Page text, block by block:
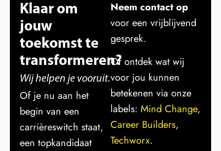
Klaar om
jouw
toekomst te
transformeren?
Wij helpen je vooruit.
Of je nu aan het
begin van een
carrièreswitch staat,
een topkandidaat
Neem contact op
voor een vrijblijvend
gesprek.
Of ontdek wat wij
voor jou kunnen
betekenen via onze
labels: Mind Change,
Career Builders,
Techworx.